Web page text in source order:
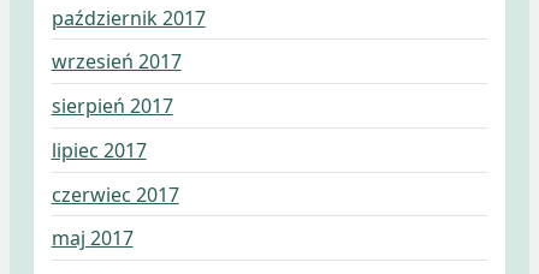
październik 2017
wrzesień 2017
sierpień 2017
lipiec 2017
czerwiec 2017
maj 2017